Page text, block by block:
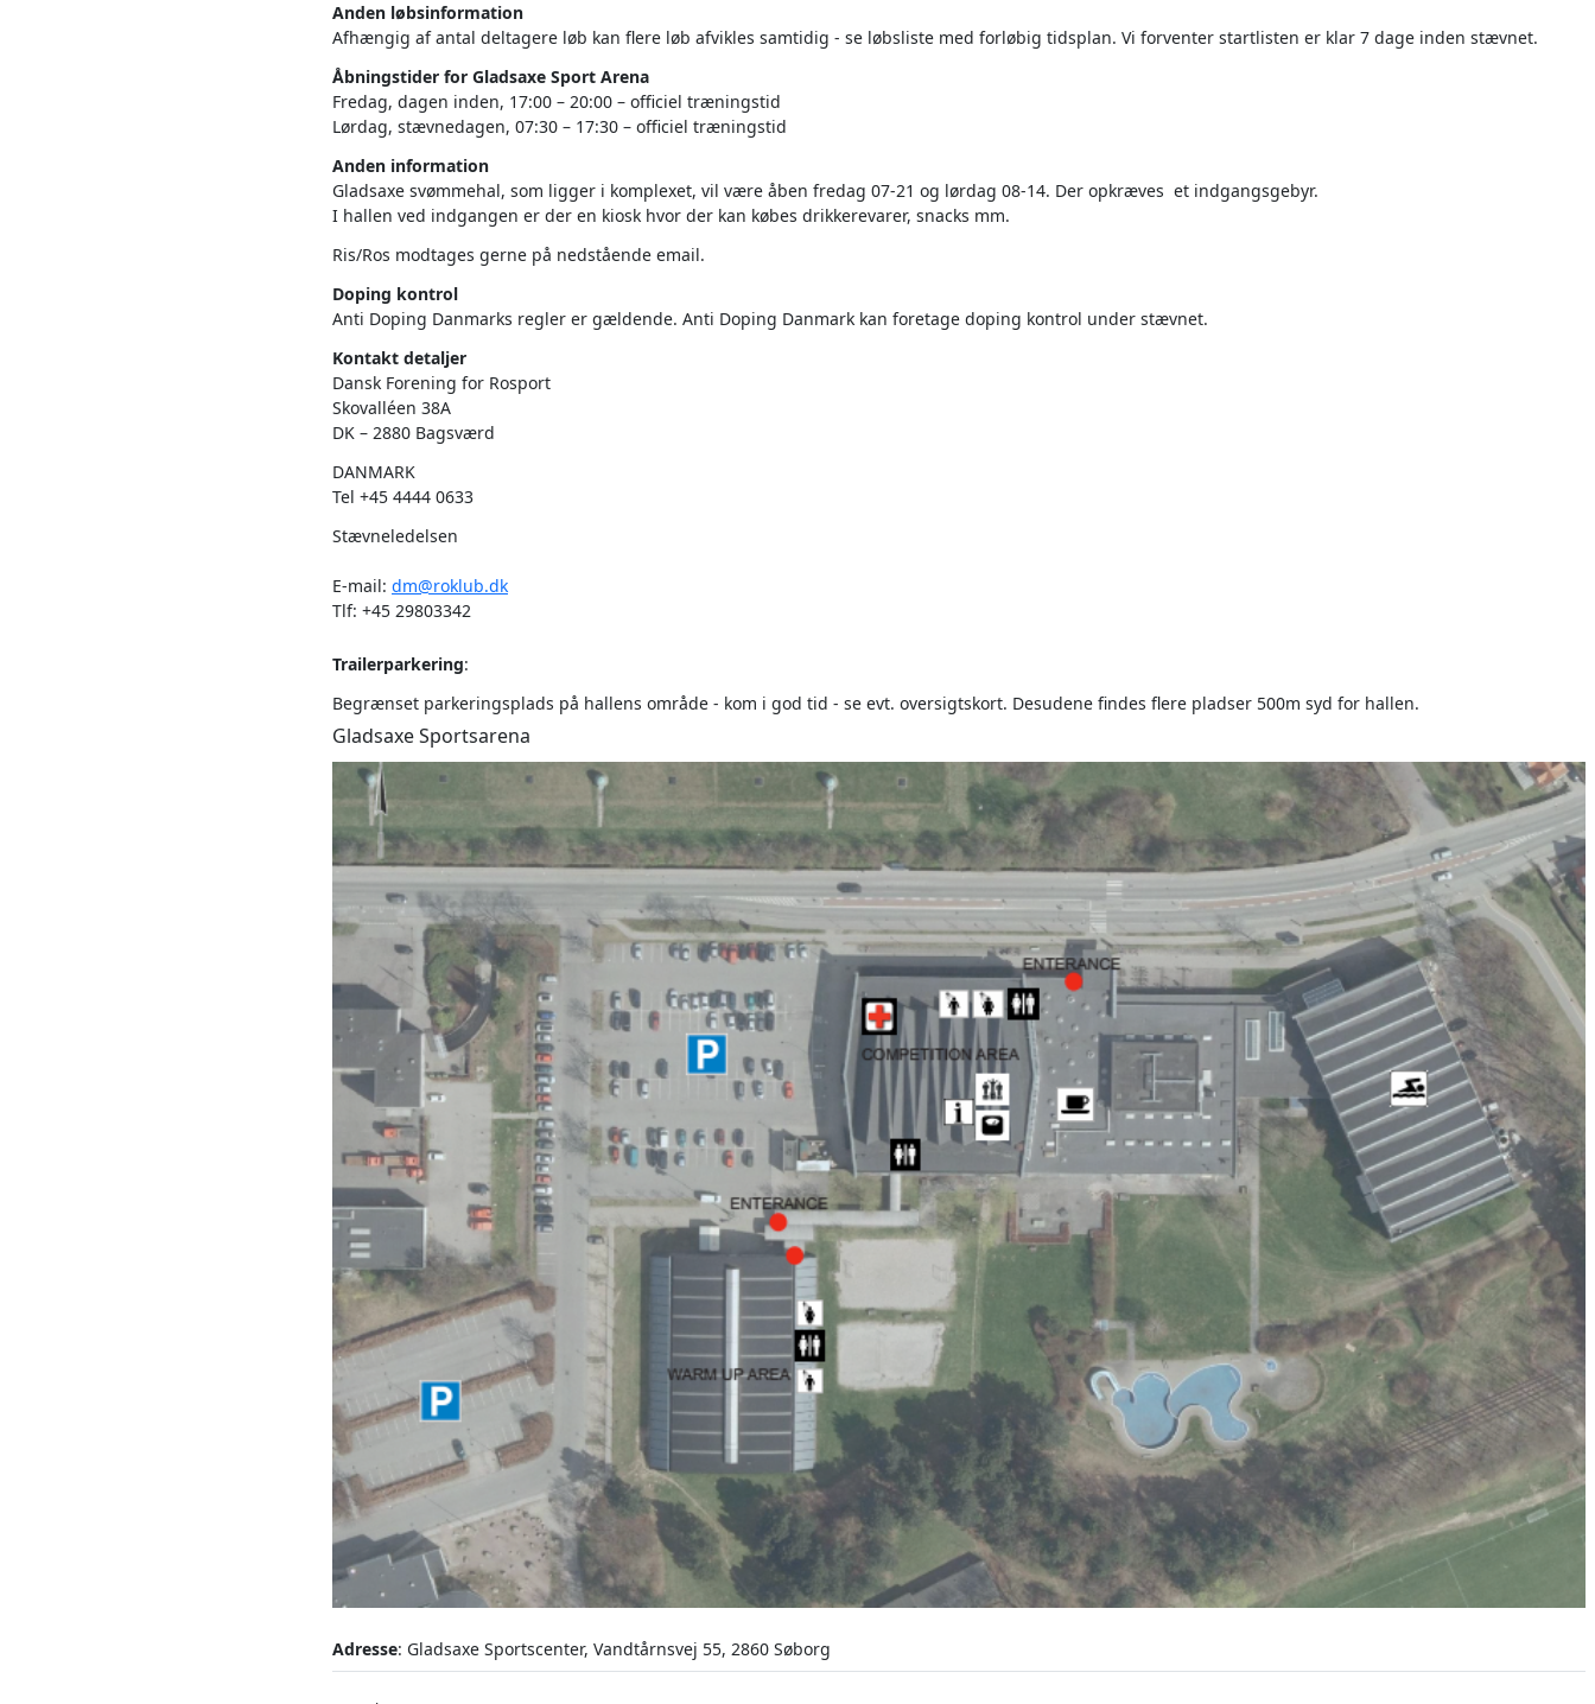
Anden løbsinformation
Afhængig af antal deltagere løb kan flere løb afvikles samtidig - se løbsliste med forløbig tidsplan. Vi forventer startlisten er klar 7 dage inden stævnet.
Åbningstider for Gladsaxe Sport Arena
Fredag, dagen inden, 17:00 – 20:00 – officiel træningstid
Lørdag, stævnedagen, 07:30 – 17:30 – officiel træningstid
Anden information
Gladsaxe svømmehal, som ligger i komplexet, vil være åben fredag 07-21 og lørdag 08-14. Der opkræves et indgangsgebyr.
I hallen ved indgangen er der en kiosk hvor der kan købes drikkerevarer, snacks mm.
Ris/Ros modtages gerne på nedstående email.
Doping kontrol
Anti Doping Danmarks regler er gældende. Anti Doping Danmark kan foretage doping kontrol under stævnet.
Kontakt detaljer
Dansk Forening for Rosport
Skovalléen 38A
DK – 2880 Bagsværd
DANMARK
Tel +45 4444 0633
Stævneledelsen
E-mail: dm@roklub.dk
Tlf: +45 29803342
Trailerparkering:
Begrænset parkeringsplads på hallens område - kom i god tid - se evt. oversigtskort. Desudene findes flere pladser 500m syd for hallen.
Gladsaxe Sportsarena
Adresse: Gladsaxe Sportscenter, Vandtårnsvej 55, 2860 Søborg